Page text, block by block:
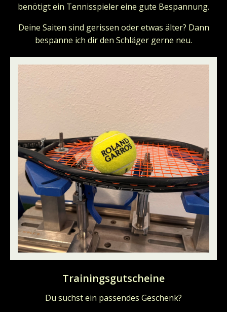
benötigt ein Tennisspieler eine gute Bespannung.
Deine Saiten sind gerissen oder etwas älter? Dann
bespanne ich dir den Schläger gerne neu.
Trainingsgutscheine
Du suchst ein passendes Geschenk?